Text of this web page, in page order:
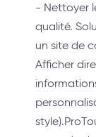
- Nettoyer
qualité.
un site de
Afficher